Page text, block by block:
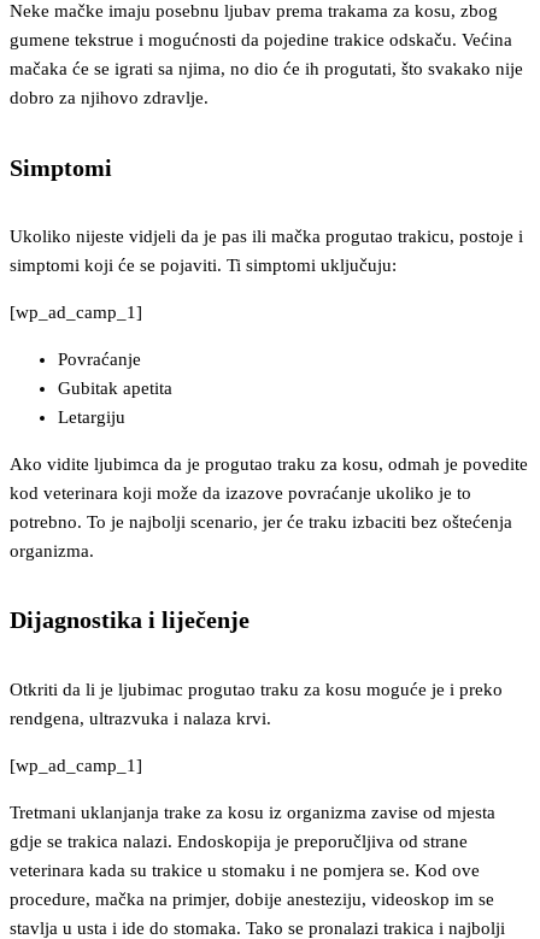
Neke mačke imaju posebnu ljubav prema trakama za kosu, zbog
gumene tekstrue i mogućnosti da pojedine trakice odskaču. Većina
mačaka će se igrati sa njima, no dio će ih progutati, što svakako nije
dobro za njihovo zdravlje.
Simptomi
Ukoliko nijeste vidjeli da je pas ili mačka progutao trakicu, postoje i
simptomi koji će se pojaviti. Ti simptomi uključuju:
[wp_ad_camp_1]
Povraćanje
Gubitak apetita
Letargiju
Ako vidite ljubimca da je progutao traku za kosu, odmah je povedite
kod veterinara koji može da izazove povraćanje ukoliko je to
potrebno. To je najbolji scenario, jer će traku izbaciti bez oštećenja
organizma.
Dijagnostika i liječenje
Otkriti da li je ljubimac progutao traku za kosu moguće je i preko
rendgena, ultrazvuka i nalaza krvi.
[wp_ad_camp_1]
Tretmani uklanjanja trake za kosu iz organizma zavise od mjesta
gdje se trakica nalazi. Endoskopija je preporučljiva od strane
veterinara kada su trakice u stomaku i ne pomjera se. Kod ove
procedure, mačka na primjer, dobije anesteziju, videoskop im se
stavlja u usta i ide do stomaka. Tako se pronalazi trakica i najbolji